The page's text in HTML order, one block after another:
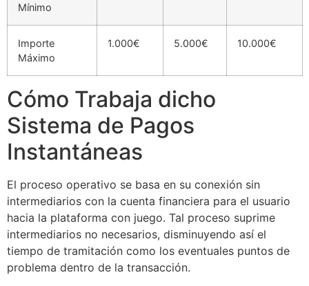
Panel
Panel
panel
Oku
panel
panel
Mínimo
Importe
Máximo
1.000€ 5.000€ 10.000€
Cómo Trabaja dicho
Sistema de Pagos
Instantáneas
El proceso operativo se basa en su conexión sin
intermediarios con la cuenta financiera para el usuario
hacia la plataforma con juego. Tal proceso suprime
intermediarios no necesarios, disminuyendo así el
tiempo de tramitación como los eventuales puntos de
problema dentro de la transacción.